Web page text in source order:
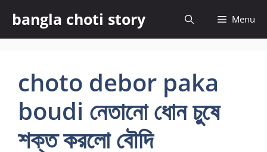
content
bangla choti story Menu
choto debor paka
boudi নেতানো ধোন চুষে
শক্ত করলো বৌদি